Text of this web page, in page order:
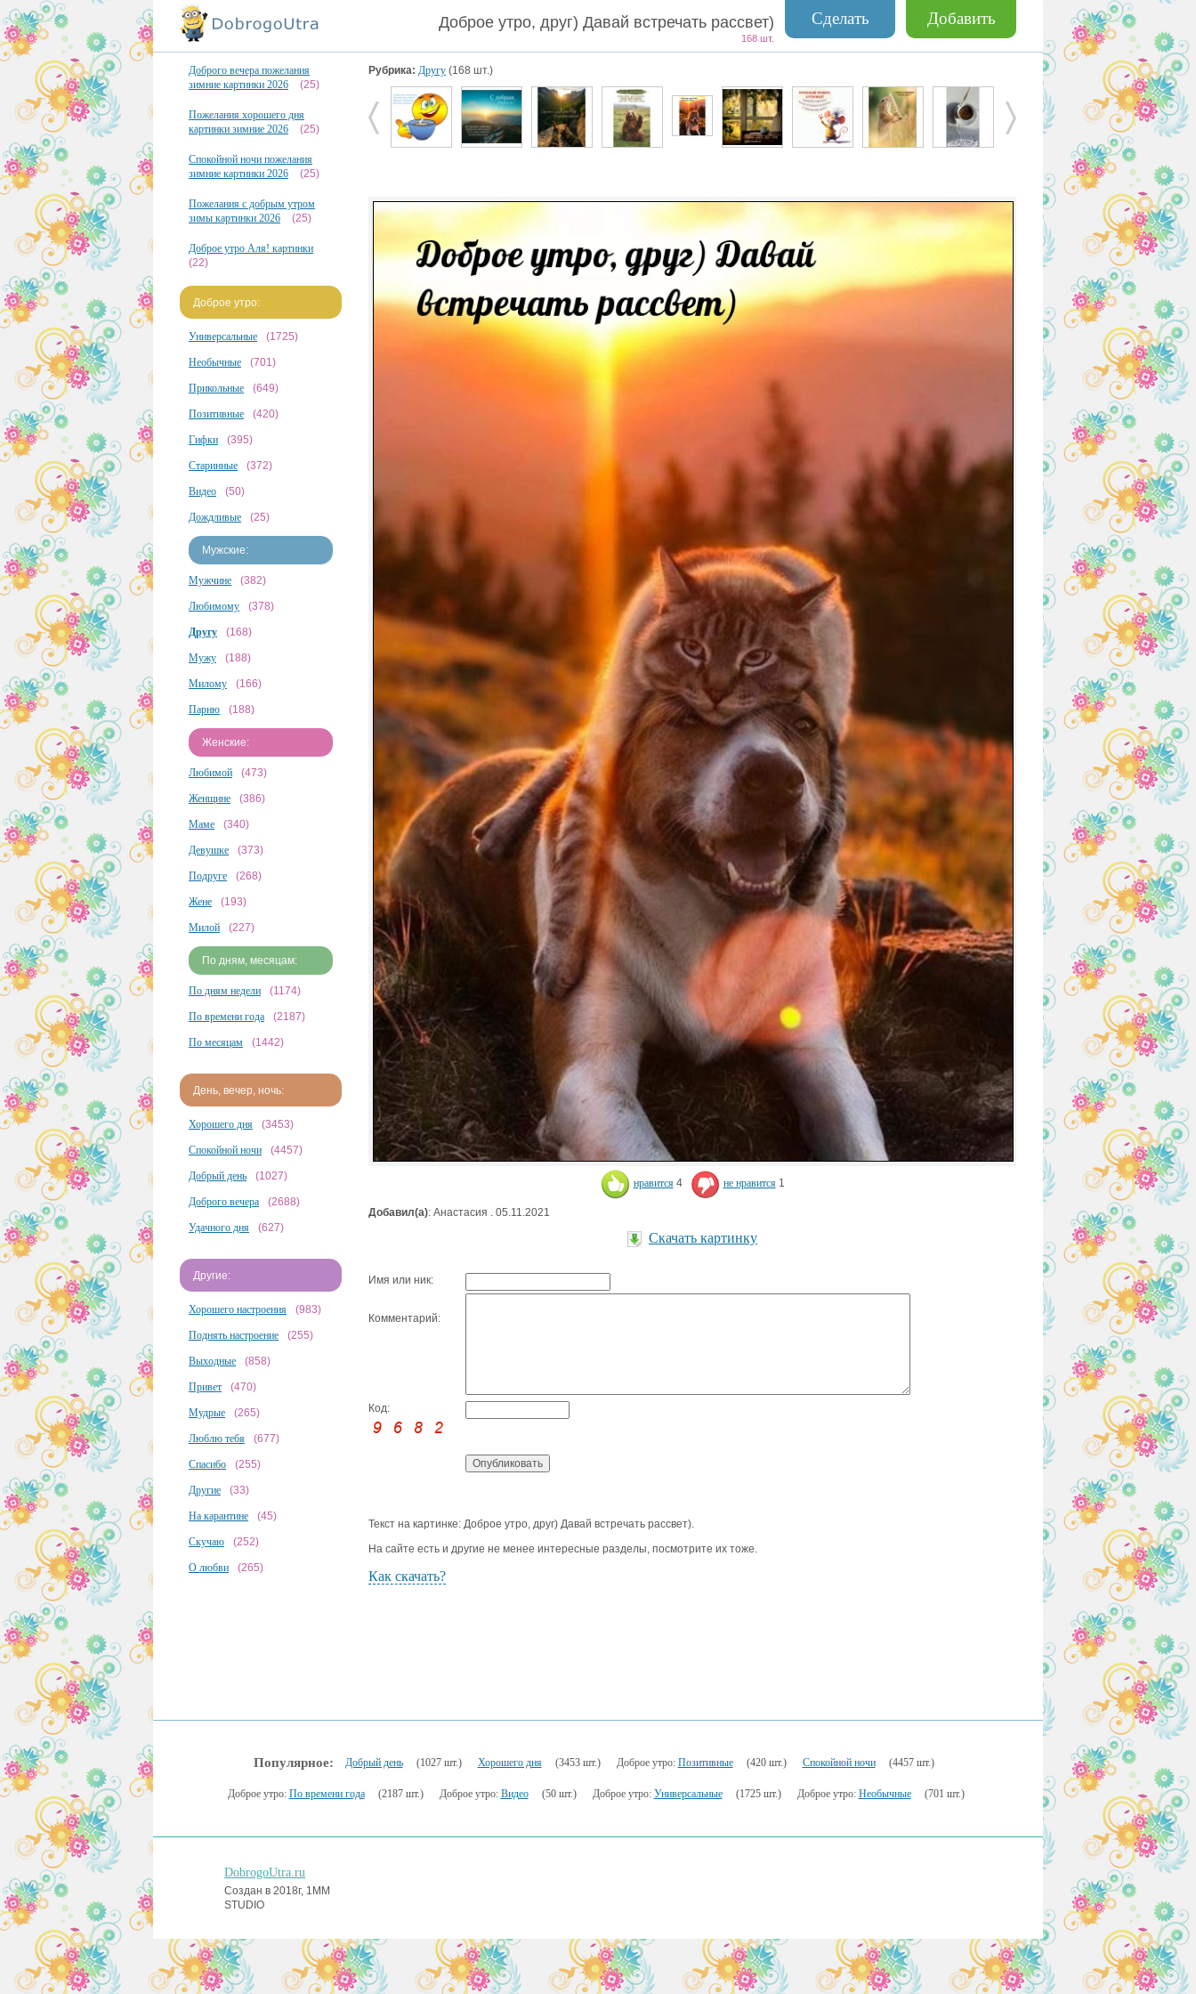
Добавить
Сделать
Доброе утро, друг) Давай встречать рассвет)
168 шт.
Доброго вечера пожелания
зимние картинки 2026
(25)
Пожелания хорошего дня
картинки зимние 2026
(25)
Спокойной ночи пожелания
зимние картинки 2026
(25)
Пожелания с добрым утром
зимы картинки 2026
(25)
Доброе утро Аля! картинки
(22)
Доброе утро:
Универсальные (1725)
Необычные (701)
Прикольные (649)
Позитивные (420)
Гифки (395)
Старинные (372)
Видео (50)
Дождливые (25)
Мужские:
Мужчине (382)
Любимому (378)
Другу (168)
Мужу (188)
Милому (166)
Парню (188)
Женские:
Любимой (473)
Женщине (386)
Маме (340)
Девушке (373)
Подруге (268)
Жене (193)
Милой (227)
По дням, месяцам:
По дням недели (1174)
По времени года (2187)
По месяцам (1442)
День, вечер, ночь:
Хорошего дня (3453)
Спокойной ночи (4457)
Добрый день (1027)
Доброго вечера (2688)
Удачного дня (627)
Другие:
Хорошего настроения (983)
Поднять настроение (255)
Выходные (858)
Привет (470)
Мудрые (265)
Люблю тебя (677)
Спасибо (255)
Другие (33)
На карантине (45)
Скучаю (252)
О любви (265)
Рубрика: Другу (168 шт.)
нравится 4 не нравится 1
Добавил(а): Анастасия . 05.11.2021
Скачать картинку
Имя или ник:
Комментарий:
Код:
Текст на картинке: Доброе утро, друг) Давай встречать рассвет).
На сайте есть и другие не менее интересные разделы, посмотрите их тоже.
Как скачать?
Популярное: Добрый день (1027 шт.) Хорошего дня (3453 шт.) Доброе утро: Позитивные (420 шт.) Спокойной ночи (4457 шт.)
Доброе утро: По времени года (2187 шт.) Доброе утро: Видео (50 шт.) Доброе утро: Универсальные (1725 шт.) Доброе утро: Необычные (701 шт.)
DobrogoUtra.ru
Создан в 2018г, 1MM
STUDIO